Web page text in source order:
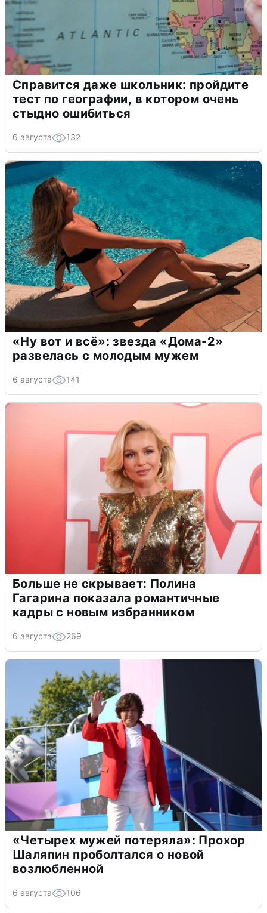
Справится даже школьник: пройдите
тест по географии, в котором очень
стыдно ошибиться
6 августа 132
«Ну вот и всё»: звезда «Дома-2»
развелась с молодым мужем
6 августа 141
Больше не скрывает: Полина
Гагарина показала романтичные
кадры с новым избранником
6 августа 269
«Четырех мужей потеряла»: Прохор
Шаляпин проболтался о новой
возлюбленной
6 августа 106